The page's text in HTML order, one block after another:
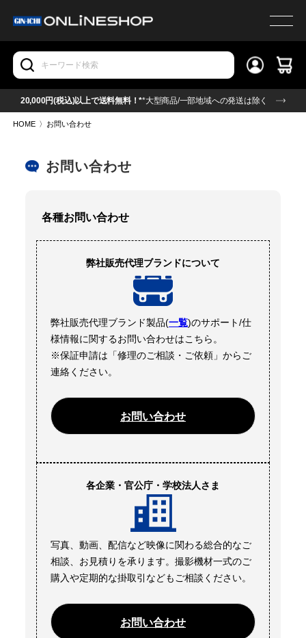
20,000円(税込)以上で送料無料！**大型商品/一部地域への発送は除く
HOME 〉 お問い合わせ
お問い合わせ
各種お問い合わせ
弊社販売代理ブランドについて
弊社販売代理ブランド製品(一覧)のサポート/仕
様情報に関するお問い合わせはこちら。
※保証申請は「修理のご相談・ご依頼」からご
連絡ください。
お問い合わせ
各企業・官公庁・学校法人さま
写真、動画、配信など映像に関わる総合的なご
相談、お見積りを承ります。撮影機材一式のご
購入や定期的な掛取引などもご相談ください。
お問い合わせ